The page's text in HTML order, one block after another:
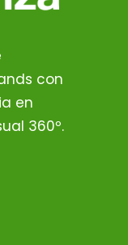
con
en
360º.